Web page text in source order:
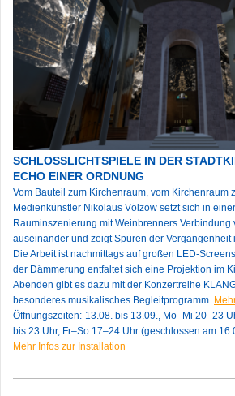
SCHLOSSLICHTSPIELE IN DER
ECHO EINER ORDNUNG
Vom Bauteil zum Kirchenraum, vom Kirchenraum
Medienkünstler Nikolaus Völzow setzt sich in
Rauminszenierung mit Weinbrenners Verbindung
auseinander und zeigt Spuren der Vergangenheit
Die Arbeit ist nachmittags auf großen LED-
der Dämmerung entfaltet sich eine Projektion im
Abenden gibt es dazu mit der Konzertreihe
besonderes musikalisches Begleitprogramm.
Öffnungszeiten: 13.08. bis 13.09., Mo–Mi 20–23
bis 23 Uhr, Fr–So 17–24 Uhr (geschlossen am
Mehr Infos zur Installation